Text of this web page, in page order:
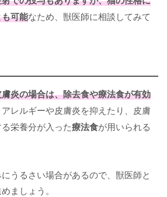
可能なため、獣医師に相談してみて
炎の場合は、除去食や療法食が有効
レルギーや皮膚炎を抑えたり、皮膚
栄養分が入った療法食が用いられる
うるさい場合があるので、獣医師と
ましょう。